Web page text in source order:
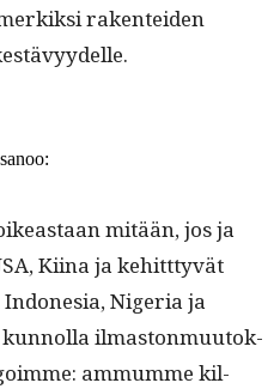
rak­en­tei­den
sanoo:
mitään, jos ja
Kiina ja kehitt­tyvät
Nige­ria ja
ilmas­ton­muu­tok­
ammumme kil­